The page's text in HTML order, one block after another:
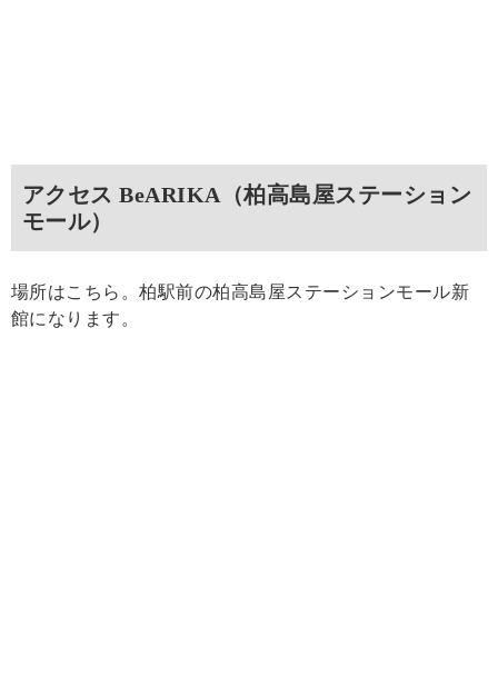
アクセス BeARIKA（柏高島屋ステーション
モール）
場所はこちら。柏駅前の柏高島屋ステーションモール新
館になります。